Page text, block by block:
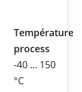
Température
process
-40 ... 150
°C